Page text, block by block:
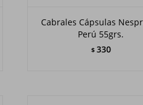
Cabrales Cápsulas
Perú 55grs.
$ 330